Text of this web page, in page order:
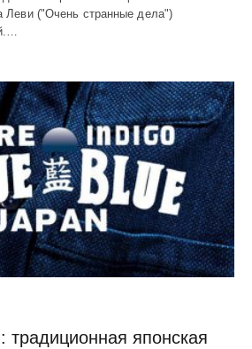
Леви ("Очень странные дела")
традиционная японская